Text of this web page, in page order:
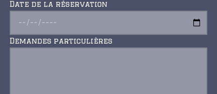
Date de la réservation
Demandes particulières